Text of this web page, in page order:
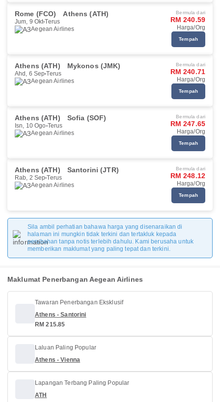
Rome (FCO) Athens (ATH)
Jum, 9 Okt Terus
Aegean Airlines
Bermula dari
RM 240.59
Harga/Org
Tempah
Athens (ATH) Mykonos (JMK)
Ahd, 6 Sep Terus
Aegean Airlines
Bermula dari
RM 240.71
Harga/Org
Tempah
Athens (ATH) Sofia (SOF)
Isn, 10 Ogo Terus
Aegean Airlines
Bermula dari
RM 247.65
Harga/Org
Tempah
Athens (ATH) Santorini (JTR)
Rab, 2 Sep Terus
Aegean Airlines
Bermula dari
RM 248.12
Harga/Org
Tempah
Sila ambil perhatian bahawa harga yang disenaraikan di
halaman ini mungkin tidak terkini dan tertakluk kepada
perubahan tanpa notis terlebih dahulu. Kami berusaha untuk
memberikan maklumat yang paling tepat dan terkini.
Maklumat Penerbangan Aegean Airlines
Tawaran Penerbangan Eksklusif
Athens - Santorini
RM 215.85
Laluan Paling Popular
Athens - Vienna
Lapangan Terbang Paling Popular
ATH